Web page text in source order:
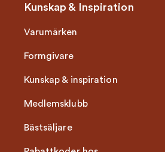
Kunskap & Inspiration
Varumärken
Formgivare
Kunskap & inspiration
Medlemsklubb
Bästsäljare